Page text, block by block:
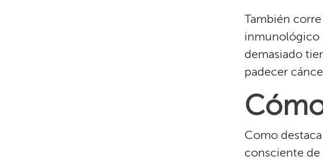
También
inmunológico
demasiado
padecer
Como
consciente